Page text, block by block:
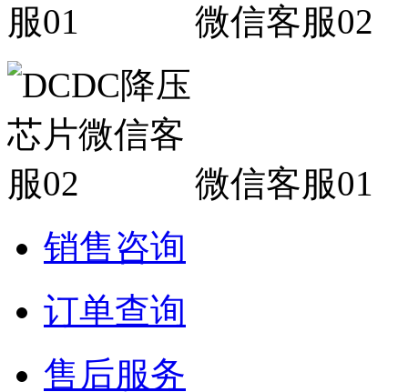
微信客服02
微信客服01
销售咨询
订单查询
售后服务